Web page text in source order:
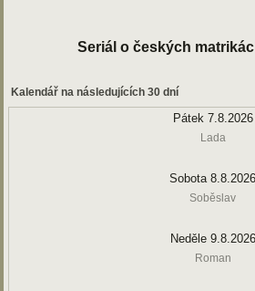
Seriál o českých
Kalendář na následujících 30 dní
Pátek 7.8.2026
Lada
Sobota 8.8.2026
Soběslav
Neděle 9.8.2026
Roman